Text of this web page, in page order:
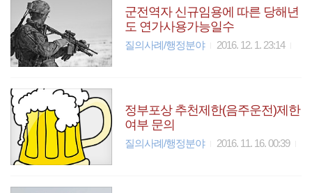
군전역자 신규임용에 따른 당해년
도 연가사용가능일수
질의사례/행정분야 2016. 12. 1. 23:14
정부포상 추천제한(음주운전)제한
여부 문의
질의사례/행정분야 2016. 11. 16. 00:39